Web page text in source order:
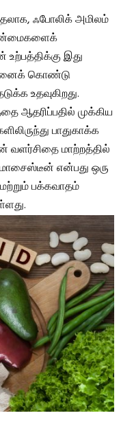
ஃபோலிக் அமிலம்
இது
கொண்டு
உதவுகிறது.
ஆதரிப்பதில் முக்கிய
பாதுகாக்க
வளர்சிதை மாற்றத்தில்
என்பது ஒரு
பக்கவாதம்